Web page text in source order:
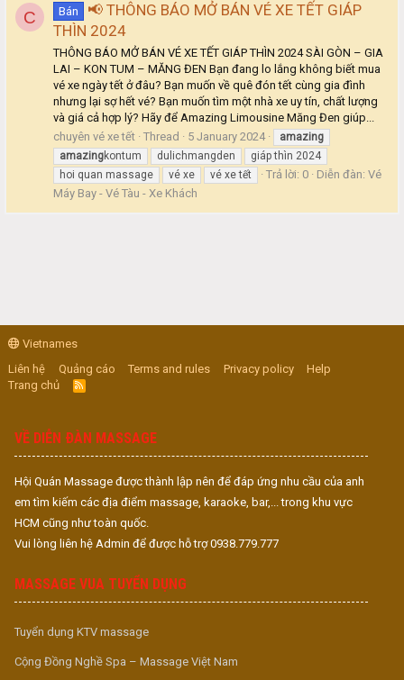
C Bán
📢 THÔNG BÁO MỞ BÁN VÉ XE TẾT GIÁP
THÌN 2024
THÔNG BÁO MỞ BÁN VÉ XE TẾT GIÁP THÌN 2024 SÀI GÒN – GIA
LAI – KON TUM – MĂNG ĐEN Bạn đang lo lắng không biết mua
vé xe ngày tết ở đâu? Bạn muốn về quê đón tết cùng gia đình
nhưng lại sợ hết vé? Bạn muốn tìm một nhà xe uy tín, chất lượng
và giá cả hợp lý? Hãy để Amazing Limousine Măng Đen giúp...
chuyên vé xe tết Thread 5 January 2024
amazing
amazingkontum dulichmangden
giáp thìn 2024
hoi quan massage
vé xe vé xe tết Trả lời: 0 Diễn đàn: Vé
Máy Bay - Vé Tàu - Xe Khách
Vietnames
Liên hệ
Quảng cáo Terms and rules Privacy policy
Help
Trang chủ
R
S
VỀ DIỄN ĐÀN MASSAGE
Hội Quán Massage được thành lập nên để đáp ứng nhu cầu của anh
em tìm kiếm các địa điểm massage, karaoke, bar,... trong khu vực
HCM cũng như toàn quốc.
Vui lòng liên hệ Admin để được hỗ trợ 0938.779.777
MASSAGE VUA TUYỂN DỤNG
Tuyển dụng KTV massage
Cộng Đồng Nghề Spa – Massage Việt Nam